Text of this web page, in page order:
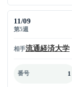
11/09
第5週
相手流通経済大学
番号 1